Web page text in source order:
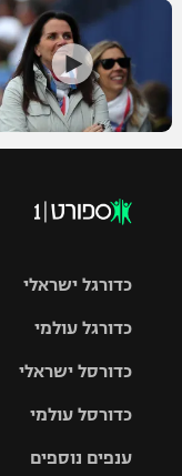
כדורגל ישראלי
גביע הטוטו
כדורגל עולמי
האלופות
ליגה
כדורסל ישראלי
סל
כדורסל עולמי
ענפים נוספים